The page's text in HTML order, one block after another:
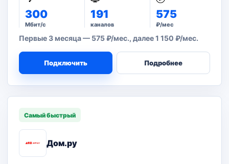
300
Мбит/с
191
каналов
575
₽/мес
Первые 3 месяца — 575 ₽/мес., далее 1 150 ₽/мес.
Подключить Подробнее
Самый быстрый
Дом.ру